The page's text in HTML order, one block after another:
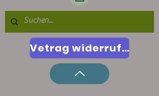
Vetrag widerrufen